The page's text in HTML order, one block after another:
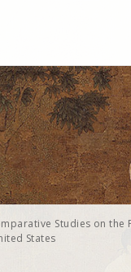
Studies on the
States